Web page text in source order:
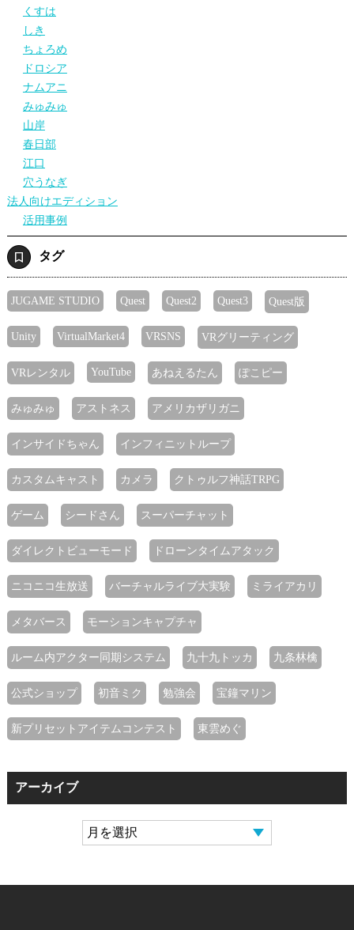
くすは
しき
ちょろめ
ドロシア
ナムアニ
みゅみゅ
山岸
春日部
江口
穴うなぎ
法人向けエディション
活用事例
タグ
JUGAME STUDIO Quest Quest2 Quest3 Quest版
Unity VirtualMarket4 VRSNS VRグリーティング
VRレンタル YouTube あねえるたん ぽこピー
みゅみゅ アストネス アメリカザリガニ
インサイドちゃん インフィニットループ
カスタムキャスト カメラ クトゥルフ神話TRPG
ゲーム シードさん スーパーチャット
ダイレクトビューモード ドローンタイムアタック
ニコニコ生放送 バーチャルライブ大実験 ミライアカリ
メタバース モーションキャプチャ
ルーム内アクター同期システム 九十九トッカ 九条林檎
公式ショップ 初音ミク 勉強会 宝鐘マリン
新プリセットアイテムコンテスト 東雲めぐ
アーカイブ